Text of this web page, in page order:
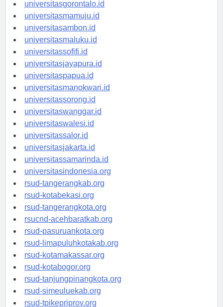
universitasgorontalo.id
universitasmamuju.id
universitasambon.id
universitasmaluku.id
universitassofifi.id
universitasjayapura.id
universitaspapua.id
universitasmanokwari.id
universitassorong.id
universitaswanggar.id
universitaswalesi.id
universitassalor.id
universitasjakarta.id
universitassamarinda.id
universitasindonesia.org
rsud-tangerangkab.org
rsud-kotabekasi.org
rsud-tangerangkota.org
rsucnd-acehbaratkab.org
rsud-pasuruankota.org
rsud-limapuluhkotakab.org
rsud-kotamakassar.org
rsud-kotabogor.org
rsud-tanjungpinangkota.org
rsud-simeuluekab.org